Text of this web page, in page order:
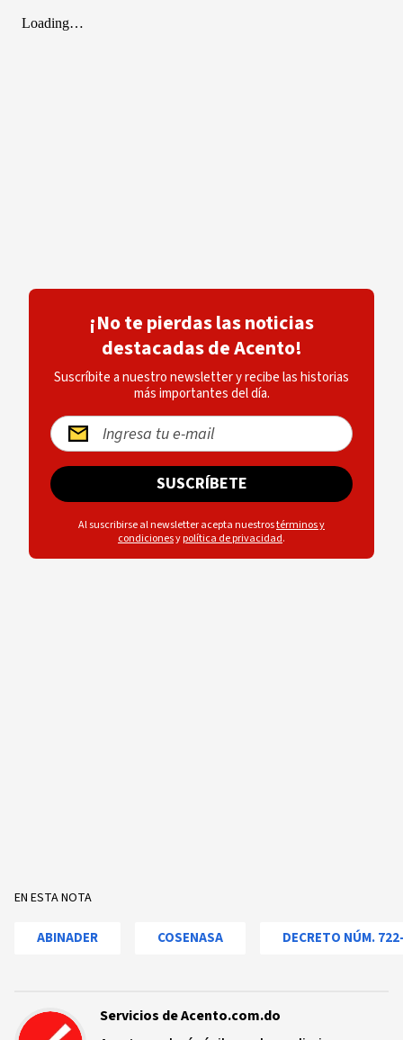
¡No te pierdas las noticias
destacadas de Acento!
Suscríbite a nuestro newsletter y recibe las historias
más importantes del día.
SUSCRÍBETE
Al suscribirse al newsletter acepta nuestrostérminos y
condicionesypolítica de privacidad.
EN ESTA NOTA
ABINADER COSENASA DECRETO NÚM.
Servicios de Acento.com.do